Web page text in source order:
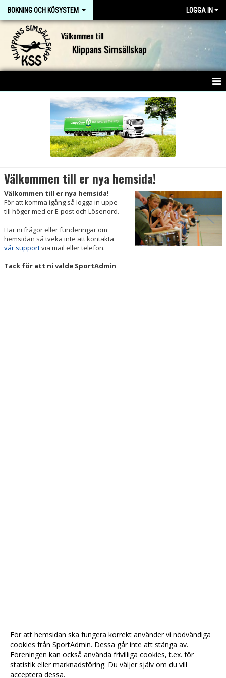
BOKNING OCH KÖSYSTEM LOGGA IN
Klippans Simsällskap
Välkommen till
Välkommen till er nya hemsida!
Välkommen till er nya hemsida!
För att komma igång så logga in uppe
till höger med er E-post och Lösenord.
Har ni frågor eller funderingar om
hemsidan så tveka inte att kontakta
vår supportvia mail eller telefon.
Tack för att ni valde SportAdmin
För att hemsidan ska fungera korrekt använder vi nödvändiga
cookies från SportAdmin. Dessa går inte att stänga av.
Föreningen kan också använda frivilliga cookies, t.ex. för
statistik eller marknadsföring. Du väljer själv om du vill
acceptera dessa.